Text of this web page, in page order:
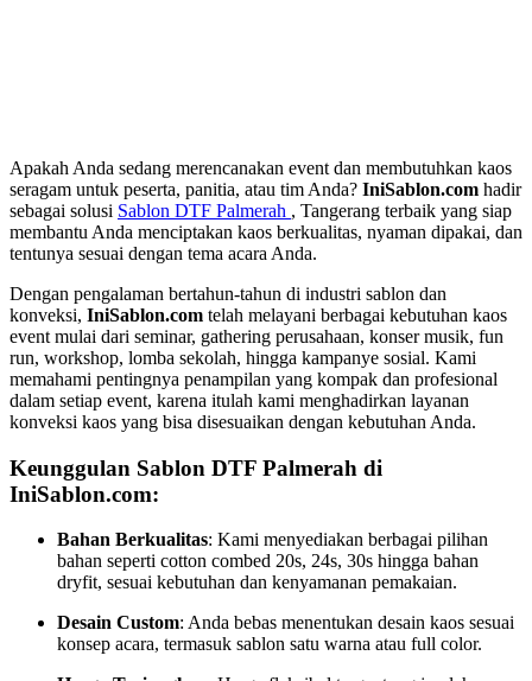
Apakah Anda sedang merencanakan event dan membutuhkan kaos
seragam untuk peserta, panitia, atau tim Anda? IniSablon.com hadir
sebagai solusi Sablon DTF Palmerah , Tangerang terbaik yang siap
membantu Anda menciptakan kaos berkualitas, nyaman dipakai, dan
tentunya sesuai dengan tema acara Anda.
Dengan pengalaman bertahun-tahun di industri sablon dan
konveksi, IniSablon.com telah melayani berbagai kebutuhan kaos
event mulai dari seminar, gathering perusahaan, konser musik, fun
run, workshop, lomba sekolah, hingga kampanye sosial. Kami
memahami pentingnya penampilan yang kompak dan profesional
dalam setiap event, karena itulah kami menghadirkan layanan
konveksi kaos yang bisa disesuaikan dengan kebutuhan Anda.
Keunggulan Sablon DTF Palmerah di
IniSablon.com:
Bahan Berkualitas: Kami menyediakan berbagai pilihan
bahan seperti cotton combed 20s, 24s, 30s hingga bahan
dryfit, sesuai kebutuhan dan kenyamanan pemakaian.
Desain Custom: Anda bebas menentukan desain kaos sesuai
konsep acara, termasuk sablon satu warna atau full color.